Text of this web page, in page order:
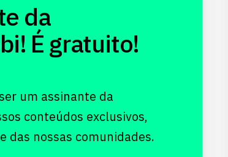
da
É gratuito!
um assinante da
conteúdos exclusivos,
das nossas comunidades.